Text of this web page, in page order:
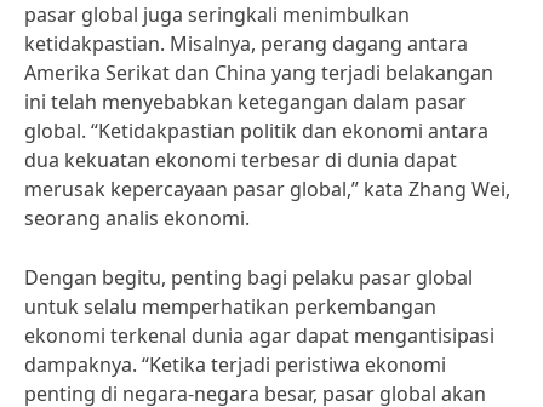
pasar global juga seringkali menimbulkan
ketidakpastian. Misalnya, perang dagang antara
Amerika Serikat dan China yang terjadi belakangan
ini telah menyebabkan ketegangan dalam pasar
global. “Ketidakpastian politik dan ekonomi antara
dua kekuatan ekonomi terbesar di dunia dapat
merusak kepercayaan pasar global,” kata Zhang Wei,
seorang analis ekonomi.
Dengan begitu, penting bagi pelaku pasar global
untuk selalu memperhatikan perkembangan
ekonomi terkenal dunia agar dapat mengantisipasi
dampaknya. “Ketika terjadi peristiwa ekonomi
penting di negara-negara besar, pasar global akan